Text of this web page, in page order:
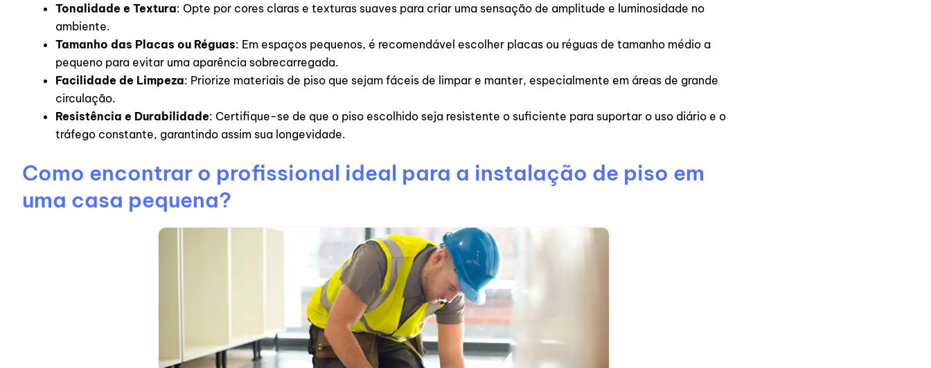
Tonalidade e Textura: Opte por cores claras e texturas suaves para criar uma sensação de amplitude e luminosidade no
ambiente.
Tamanho das Placas ou Réguas: Em espaços pequenos, é recomendável escolher placas ou réguas de tamanho médio a
pequeno para evitar uma aparência sobrecarregada.
Facilidade de Limpeza: Priorize materiais de piso que sejam fáceis de limpar e manter, especialmente em áreas de grande
circulação.
Resistência e Durabilidade: Certifique-se de que o piso escolhido seja resistente o suficiente para suportar o uso diário e o
tráfego constante, garantindo assim sua longevidade.
Como encontrar o profissional ideal para a instalação de piso em
uma casa pequena?